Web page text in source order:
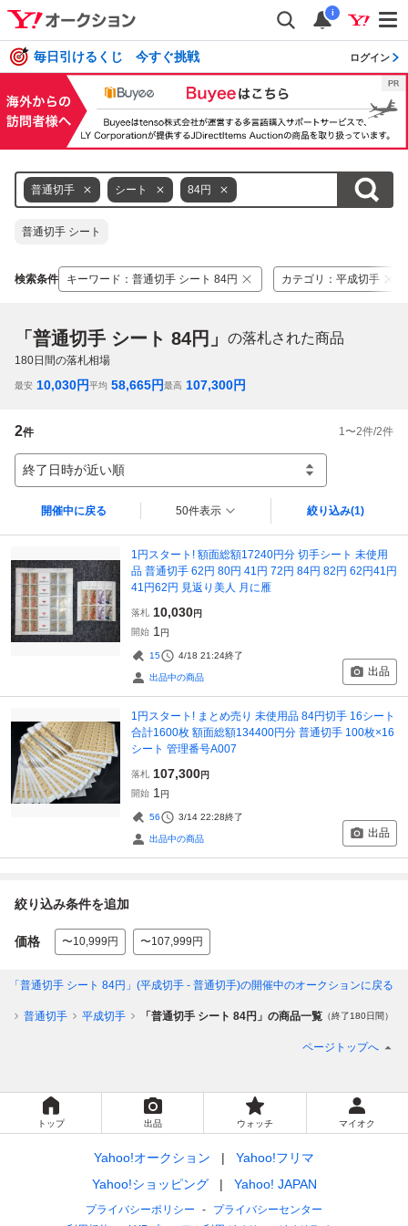
i
毎日引けるくじ 今すぐ挑戦 ログイン
普通切手 シート 84円
普通切手 シート
検索条件 キーワード ： 普通切手 シート 84円 カテゴリ ： 平成切手
「普通切手 シート 84円」 の落札された商品
180日間の落札相場
最安 10,030円平均 58,665円最高 107,300円
2件 1 〜2件/2件
終了日時が近い順
開催中に戻る 50件表示 絞り込み(1)
1円スタート! 額面総額17240円分 切手シート 未使用
品 普通切手 62円 80円 41円 72円 84円 82円 62円41円
41円62円 見返り美人 月に雁
落札 10,030円
開始 1 円
15 4/18 21:24終了
出品中の商品 出品
1円スタート! まとめ売り 未使用品 84円切手 16シート
合計1600枚 額面総額134400円分 普通切手 100枚×16
シート 管理番号A007
落札 107,300円
開始 1 円
56 3/14 22:28終了
出品中の商品 出品
絞り込み条件を追加
価格 〜10,999円 〜107,999円
「普通切手 シート 84円」(平成切手 - 普通切手)の開催中のオークションに戻る
普通切手 平成切手 「普通切手 シート 84円」の商品一覧 （終了180日間）
ページトップへ
トップ 出品 ウォッチ マイオク
Yahoo!オークション
Yahoo!フリマ
Yahoo!ショッピング
Yahoo! JAPAN
プライバシーポリシー
プライバシーセンター